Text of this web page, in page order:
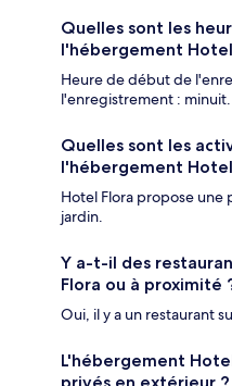
Quelles sont les
l'hébergement
Heure de début de
l'enregistrement :
Quelles sont les
l'hébergement
Hotel Flora propose une
jardin.
Y a-t-il des
Flora ou à proximité
Oui, il y a un restaurant
L'hébergement